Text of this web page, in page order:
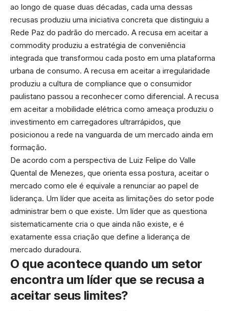
ao longo de quase duas décadas, cada uma dessas
recusas produziu uma iniciativa concreta que distinguiu a
Rede Paz do padrão do mercado. A recusa em aceitar a
commodity produziu a estratégia de conveniência
integrada que transformou cada posto em uma plataforma
urbana de consumo. A recusa em aceitar a irregularidade
produziu a cultura de compliance que o consumidor
paulistano passou a reconhecer como diferencial. A recusa
em aceitar a mobilidade elétrica como ameaça produziu o
investimento em carregadores ultrarrápidos, que
posicionou a rede na vanguarda de um mercado ainda em
formação.
De acordo com a perspectiva de Luiz Felipe do Valle
Quental de Menezes, que orienta essa postura, aceitar o
mercado como ele é equivale a renunciar ao papel de
liderança. Um líder que aceita as limitações do setor pode
administrar bem o que existe. Um líder que as questiona
sistematicamente cria o que ainda não existe, e é
exatamente essa criação que define a liderança de
mercado duradoura.
O que acontece quando um setor
encontra um líder que se recusa a
aceitar seus limites?